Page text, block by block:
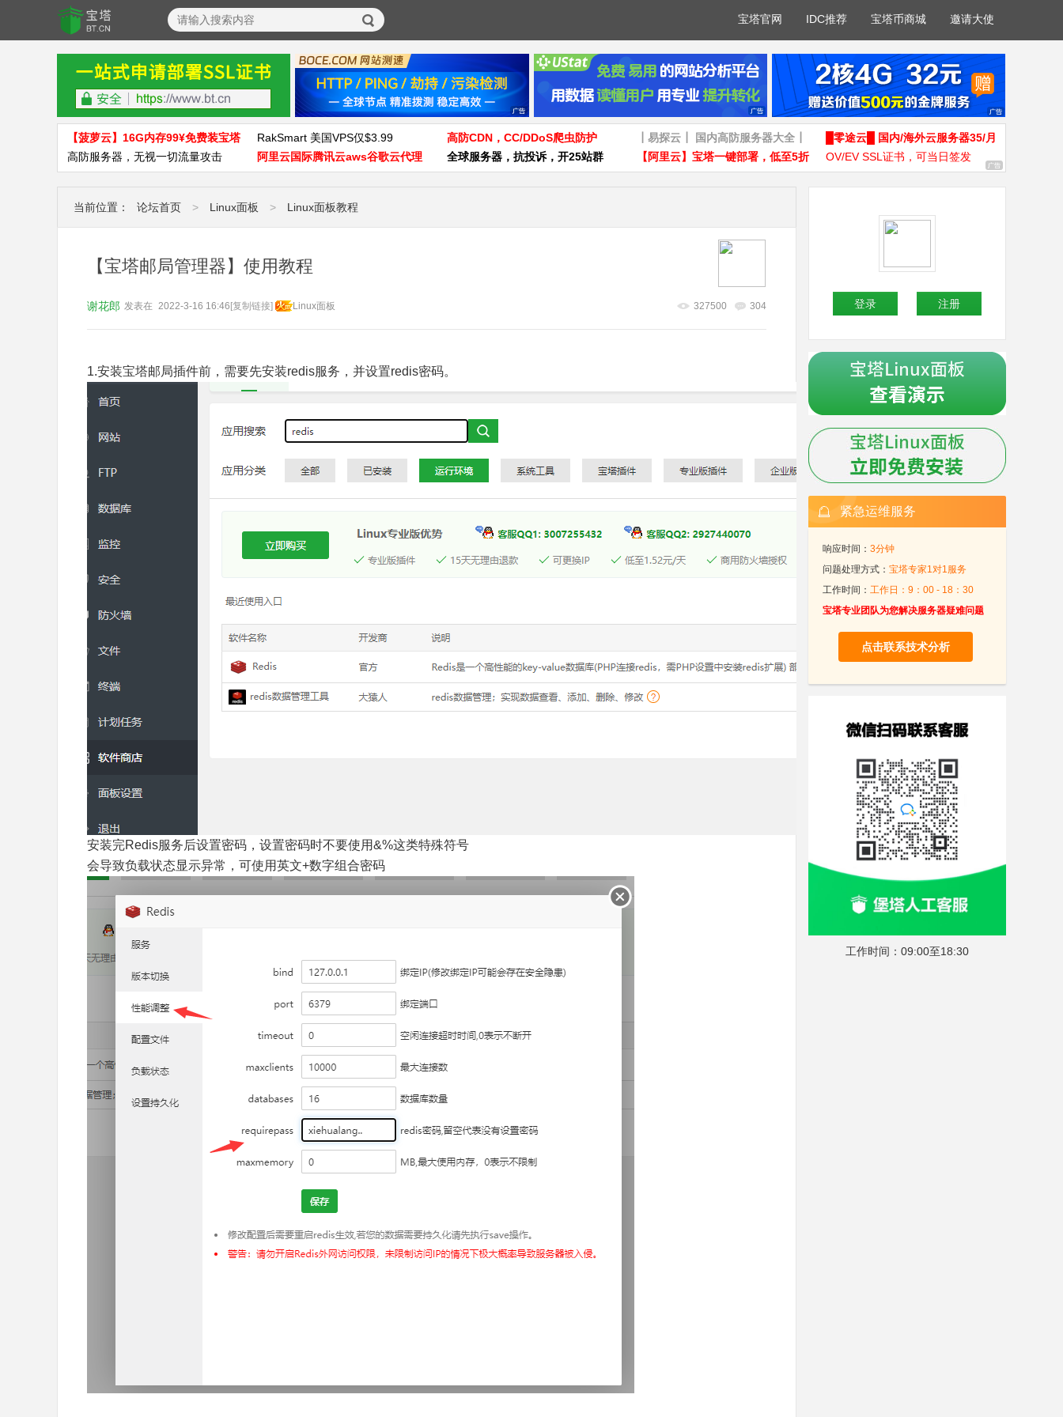
宝塔官网 IDC推荐 宝塔币商城 邀请大使
【菠萝云】16G内存99¥免费装宝塔 RakSmart 美国VPS仅$3.99 高防CDN，CC/DDoS爬虫防护 ┃易探云┃ 国内高防服务器大全┃
█零途云█ 国内/海外云服务器35/月
高防服务器，无视一切流量攻击
阿里云国际腾讯云aws谷歌云代理 全球服务器，抗投诉，开25站群 【阿里云】宝塔一键部署，低至5折 OV/EV SSL证书，可当日签发
当前位置： 论坛首页 > Linux面板 > Linux面板教程
【宝塔邮局管理器】使用教程
谢花郎 发表在 Linux面板
2022-3-16 16:46 [复制链接] 304
327500
1.安装宝塔邮局插件前，需要先安装redis服务，并设置redis密码。
安装完Redis服务后设置密码，设置密码时不要使用&%这类特殊符号
会导致负载状态显示异常，可使用英文+数字组合密码
登录 注册
紧急运维服务
响应时间： 3分钟
问题处理方式： 宝塔专家1对1服务
工作时间： 工作日：9：00 - 18：30
宝塔专业团队为您解决服务器疑难问题
点击联系技术分析
工作时间：09:00至18:30